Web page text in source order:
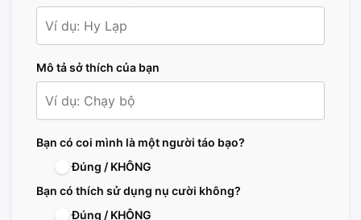
Mô tả sở thích của bạn
Bạn có coi mình là một người táo bạo?
Đúng / KHÔNG
Bạn có thích sử dụng nụ cười không?
Đúng / KHÔNG